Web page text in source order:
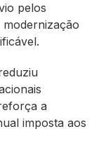
pelos
a
imposta aos